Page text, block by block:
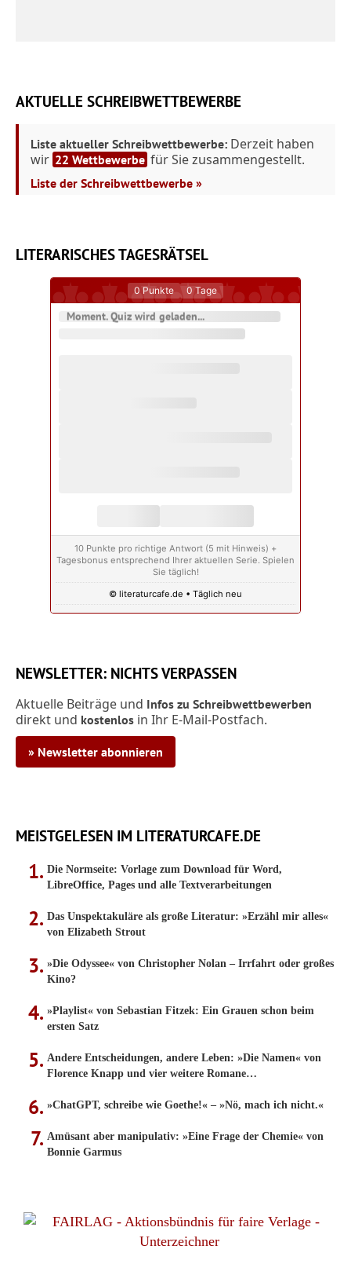
AKTUELLE SCHREIBWETTBEWERBE
Liste aktueller Schreibwettbewerbe: Derzeit haben
wir 22 Wettbewerbe für Sie zusammengestellt.
Liste der Schreibwettbewerbe »
LITERARISCHES TAGESRÄTSEL
0 Punkte 0 Tage
Moment. Quiz wird geladen...
10 Punkte pro richtige Antwort (5 mit Hinweis) +
Tagesbonus entsprechend Ihrer aktuellen Serie. Spielen
Sie täglich!
© literaturcafe.de • Täglich neu
NEWSLETTER: NICHTS VERPASSEN
Aktuelle Beiträge und Infos zu Schreibwettbewerben
direkt und kostenlos in Ihr E-Mail-Postfach.
» Newsletter abonnieren
MEISTGELESEN IM LITERATURCAFE.DE
Die Normseite: Vorlage zum Download für Word,
LibreOffice, Pages und alle Textverarbeitungen
Das Unspektakuläre als große Literatur: »Erzähl mir alles«
von Elizabeth Strout
»Die Odyssee« von Christopher Nolan – Irrfahrt oder großes
Kino?
»Playlist« von Sebastian Fitzek: Ein Grauen schon beim
ersten Satz
Andere Entscheidungen, andere Leben: »Die Namen« von
Florence Knapp und vier weitere Romane…
»ChatGPT, schreibe wie Goethe!« – »Nö, mach ich nicht.«
Amüsant aber manipulativ: »Eine Frage der Chemie« von
Bonnie Garmus